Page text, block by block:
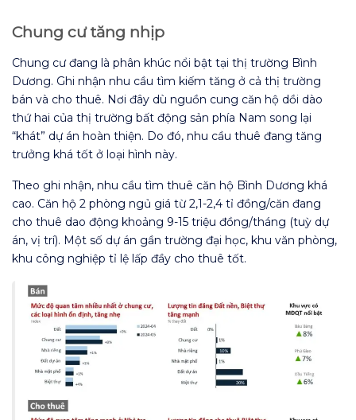
Chung cư tăng nhịp
Chung cư đang là phân khúc nổi bật tại thị trường Bình
Dương. Ghi nhận nhu cầu tìm kiếm tăng ở cả thị trường
bán và cho thuê. Nơi đây dù nguồn cung căn hộ dồi dào
thứ hai của thị trường bất động sản phía Nam song lại
“khát” dự án hoàn thiện. Do đó, nhu cầu thuê đang tăng
trưởng khá tốt ở loại hình này.
Theo ghi nhận, nhu cầu tìm thuê căn hộ Bình Dương khá
cao. Căn hộ 2 phòng ngủ giá từ 2,1-2,4 tỉ đồng/căn đang
cho thuê dao động khoảng 9-15 triệu đồng/tháng (tuỳ dự
án, vị trí). Một số dự án gần trường đại học, khu văn phòng,
khu công nghiệp tỉ lệ lấp đầy cho thuê tốt.